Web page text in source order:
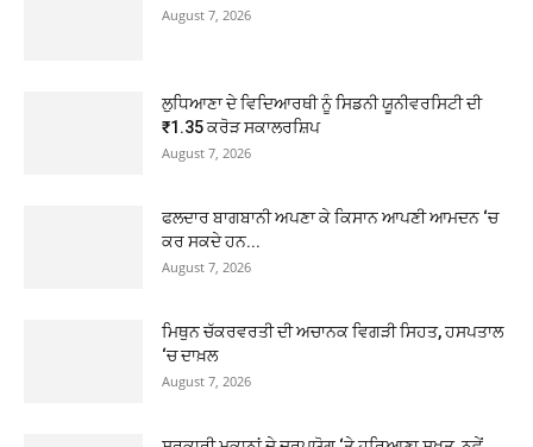
August 7, 2026
ਲੁਧਿਆਣਾ ਦੇ ਵਿਦਿਆਰਥੀ ਨੂੰ ਸਿਡਨੀ ਯੂਨੀਵਰਸਿਟੀ ਦੀ
₹1.35 ਕਰੋੜ ਸਕਾਲਰਸ਼ਿਪ
August 7, 2026
ਫਲਦਾਰ ਬਾਗਬਾਨੀ ਅਪਣਾ ਕੇ ਕਿਸਾਨ ਆਪਣੀ ਆਮਦਨ ‘ਚ
ਕਰ ਸਕਦੇ ਹਨ...
August 7, 2026
ਮਿਥੁਨ ਚੱਕਰਵਰਤੀ ਦੀ ਅਚਾਨਕ ਵਿਗੜੀ ਸਿਹਤ, ਹਸਪਤਾਲ
‘ਚ ਦਾਖ਼ਲ
August 7, 2026